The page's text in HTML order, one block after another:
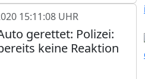
15:11:08 UHR
gerettet: Polizei:
keine Reaktion